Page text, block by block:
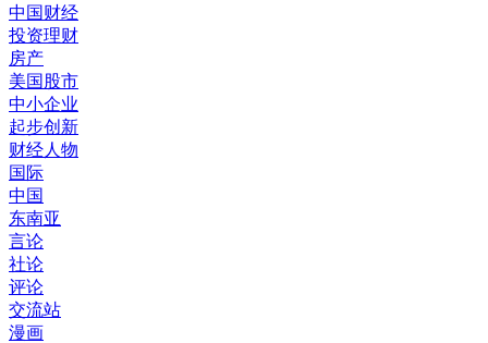
中国财经
投资理财
房产
美国股市
中小企业
起步创新
财经人物
国际
中国
东南亚
言论
社论
评论
交流站
漫画